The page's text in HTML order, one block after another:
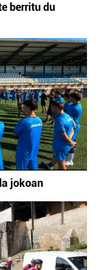
berritu du
jokoan